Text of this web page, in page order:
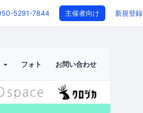
5291-7844 主催者向け 新規登録
フォト お問い合わせ